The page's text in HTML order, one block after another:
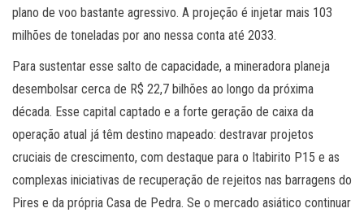
plano de voo bastante agressivo. A projeção é injetar mais 103
milhões de toneladas por ano nessa conta até 2033.
Para sustentar esse salto de capacidade, a mineradora planeja
desembolsar cerca de R$ 22,7 bilhões ao longo da próxima
década. Esse capital captado e a forte geração de caixa da
operação atual já têm destino mapeado: destravar projetos
cruciais de crescimento, com destaque para o Itabirito P15 e as
complexas iniciativas de recuperação de rejeitos nas barragens do
Pires e da própria Casa de Pedra. Se o mercado asiático continuar